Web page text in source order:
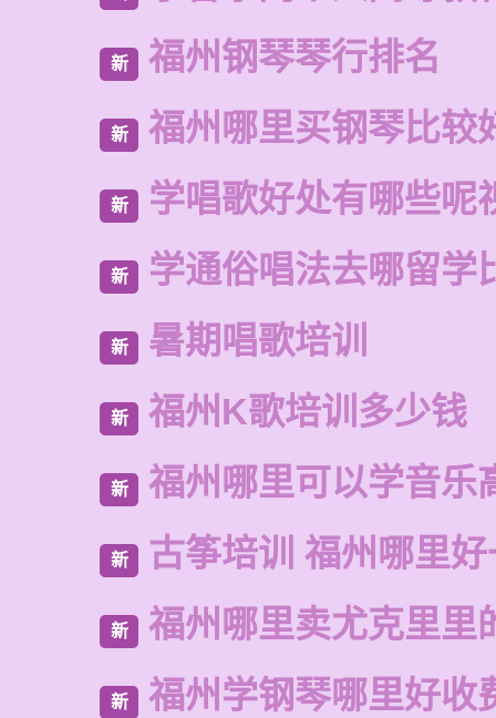
新 福州钢琴琴行排名
新 福州哪里买钢琴比较
新 学唱歌好处有哪些呢
新 学通俗唱法去哪留学
新 暑期唱歌培训
新 福州K歌培训多少钱
新 福州哪里可以学音乐
新 古筝培训 福州哪里
新 福州哪里卖尤克里里
新 福州学钢琴哪里好收